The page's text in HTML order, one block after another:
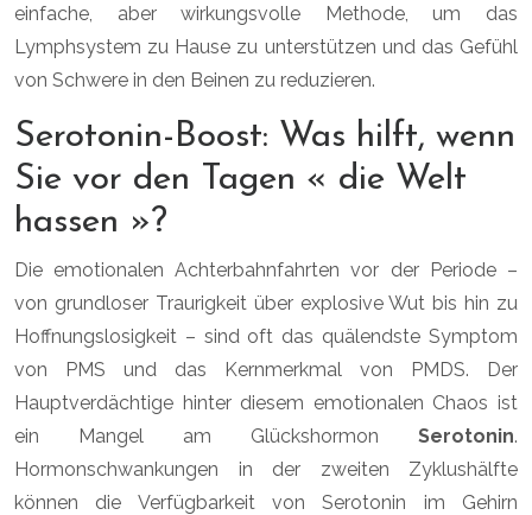
einfache, aber wirkungsvolle Methode, um das
Lymphsystem zu Hause zu unterstützen und das Gefühl
von Schwere in den Beinen zu reduzieren.
Serotonin-Boost: Was hilft, wenn
Sie vor den Tagen « die Welt
hassen »?
Die emotionalen Achterbahnfahrten vor der Periode –
von grundloser Traurigkeit über explosive Wut bis hin zu
Hoffnungslosigkeit – sind oft das quälendste Symptom
von PMS und das Kernmerkmal von PMDS. Der
Hauptverdächtige hinter diesem emotionalen Chaos ist
ein Mangel am Glückshormon Serotonin.
Hormonschwankungen in der zweiten Zyklushälfte
können die Verfügbarkeit von Serotonin im Gehirn